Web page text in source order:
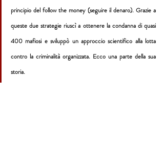
principio del follow the money (seguire il denaro). Grazie a
queste due strategie riuscì a ottenere la condanna di quasi
400 mafiosi e sviluppò un approccio scientifico alla lotta
contro la criminalità organizzata. Ecco una parte della sua
storia.